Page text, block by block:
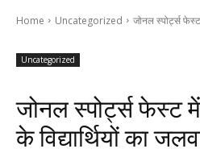
Home Uncategorized जोनल स्पोर्ट्स
Uncategorized
जोनल स्पोर्ट्स फेस्ट
के विद्यार्थियों का